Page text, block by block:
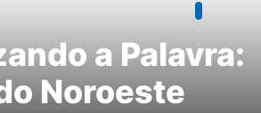
a Palavra: